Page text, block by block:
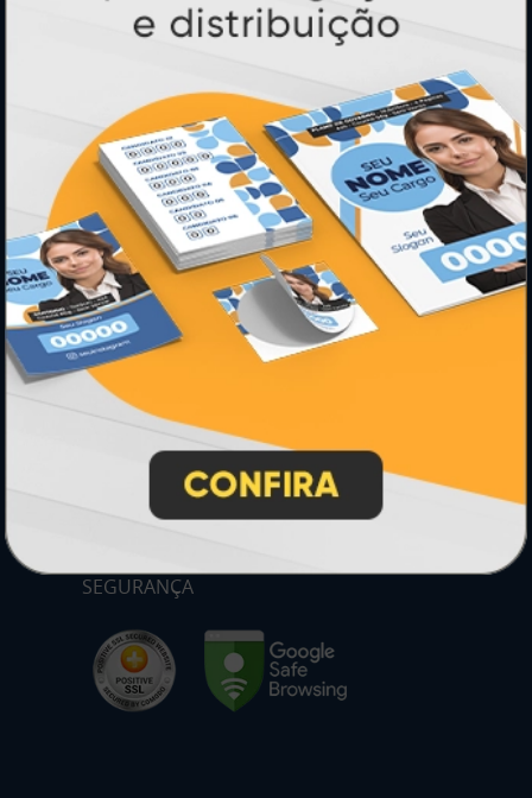
PAGUE COM
* Pagamento com cartão de crédito terá valor adicional.
** Pagamentos a prazo poderão ter acréscimo.
*** Nota fiscal sujeita a emissão de acordo com prestador de
serviço, conforme legislação pertinente.
SEGURANÇA